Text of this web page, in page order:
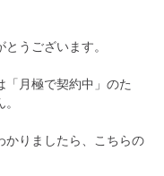
契約中
24:00
契約中
うございます。
月極で契約中」のた
かりましたら、こちらの